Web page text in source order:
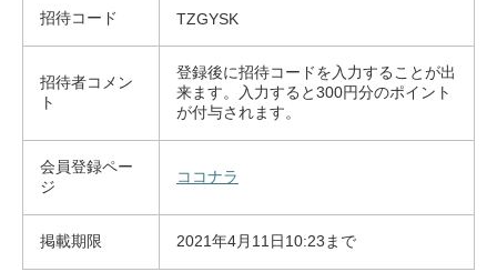
招待コード TZGYSK
招待者コメン
ト
登録後に招待コードを入力することが出
来ます。
入力すると300円分のポイント
が付与されます。
会員登録ペー
ジ
ココナラ
掲載期限 2021年4月11日10:23まで